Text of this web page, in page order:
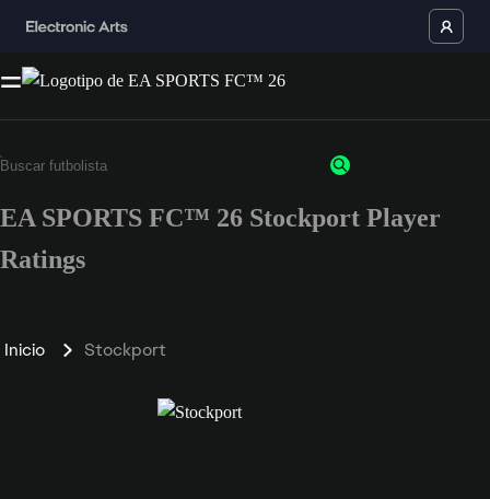
EA SPORTS FC™ 26 Stockport Player
Ratings
Inicio Stockport